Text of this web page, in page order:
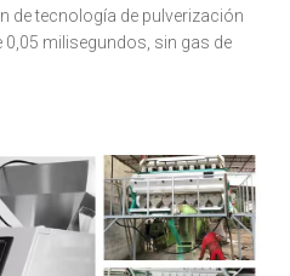
de tecnología de pulverización
milisegundos, sin gas de